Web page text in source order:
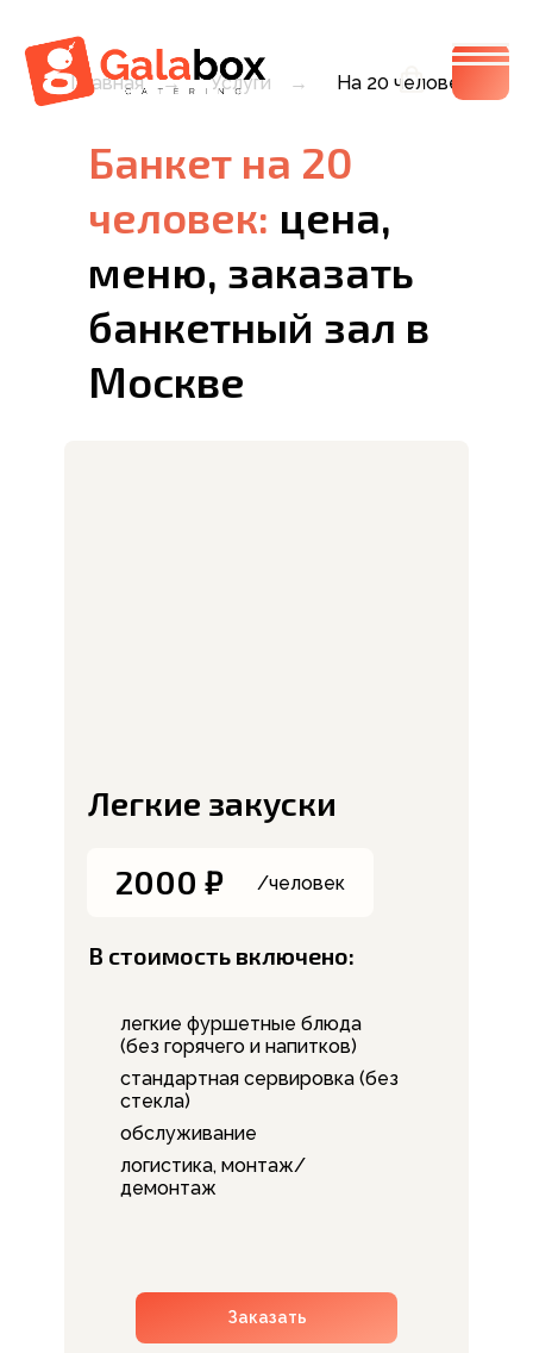
Главная → Услуги → На 20 человек
Банкет на 20
человек: цена,
меню, заказать
банкетный зал в
Москве
легкие фуршетные блюда
(без горячего и напитков)
стандартная сервировка (без
стекла)
обслуживание
логистика, монтаж/
демонтаж
/человек
2000 ₽
Заказать
В стоимость включено:
Легкие закуски